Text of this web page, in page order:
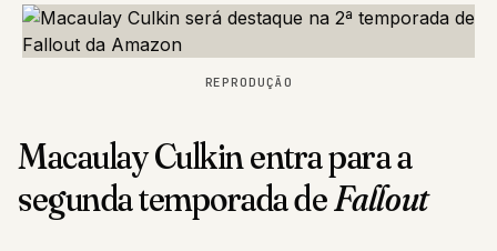
REPRODUÇÃO
Macaulay Culkin entra para a
segunda temporada deFallout